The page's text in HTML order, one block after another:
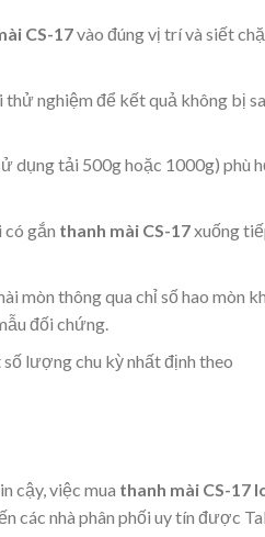
CS-17vào đúng vị trí và siết
nghiệm để kết quả không bị
dụng tải 500g hoặc 1000g) phù
có gắn thanh mài CS-17xuống
mòn thông qua chỉ số hao mòn
đối chứng.
lượng chu kỳ nhất định theo
cậy, việc mua thanh mài CS-17
các nhà phân phối uy tín được